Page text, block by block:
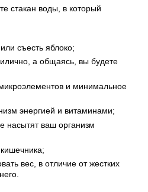
стакан воды, в который
съесть яблоко;
а общаясь, вы будете
и минимальное
энергией и витаминами;
насытят ваш организм
вес, в отличие от жестких